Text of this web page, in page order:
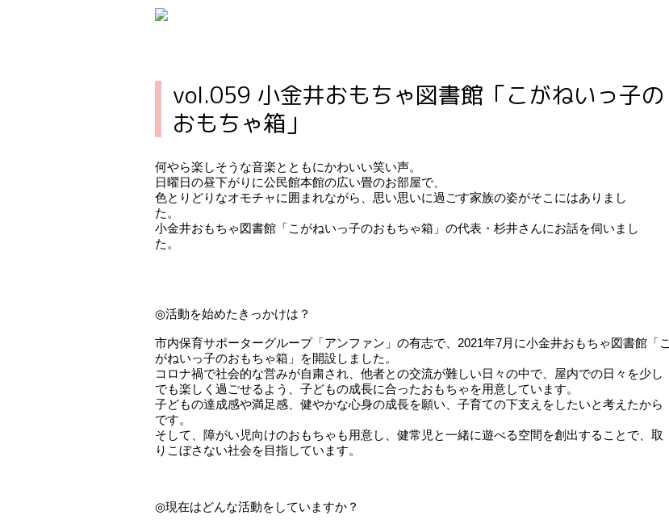
vol.059 小金井おもちゃ図書館「こがねいっ子の
おもちゃ箱」
何やら楽しそうな音楽とともにかわいい笑い声。
日曜日の昼下がりに公民館本館の広い畳のお部屋で、
色とりどりなオモチャに囲まれながら、思い思いに過ごす家族の姿がそこにはありまし
た。
小金井おもちゃ図書館「こがねいっ子のおもちゃ箱」の代表・杉井さんにお話を伺いまし
た。
◎活動を始めたきっかけは？
市内保育サポーターグループ「アンファン」の有志で、2021年7月に小金井おもちゃ図書館「こ
がねいっ子のおもちゃ箱」を開設しました。
コロナ禍で社会的な営みが自粛され、他者との交流が難しい日々の中で、屋内での日々を少し
でも楽しく過ごせるよう、子どもの成長に合ったおもちゃを用意しています。
子どもの達成感や満足感、健やかな心身の成長を願い、子育ての下支えをしたいと考えたから
です。
そして、障がい児向けのおもちゃも用意し、健常児と一緒に遊べる空間を創出することで、取
りこぼさない社会を目指しています。
◎現在はどんな活動をしていますか？